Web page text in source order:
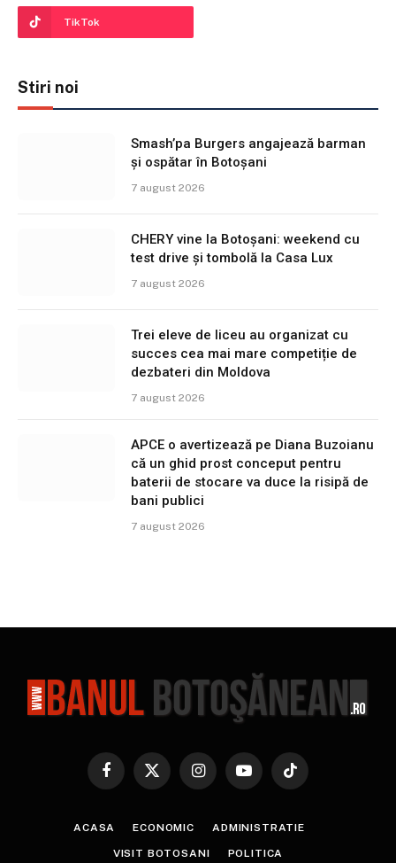
TikTok
Stiri noi
Smash’pa Burgers angajează barman
și ospătar în Botoșani
7 august 2026
CHERY vine la Botoșani: weekend cu
test drive și tombolă la Casa Lux
7 august 2026
Trei eleve de liceu au organizat cu
succes cea mai mare competiție de
dezbateri din Moldova
7 august 2026
APCE o avertizează pe Diana Buzoianu
că un ghid prost conceput pentru
baterii de stocare va duce la risipă de
bani publici
7 august 2026
Facebook
X
InstagramYouTubeTikTok
ACASA ECONOMIC ADMINISTRATIE
VISIT BOTOSANI POLITICA